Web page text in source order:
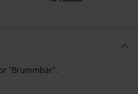
"Brummbär".